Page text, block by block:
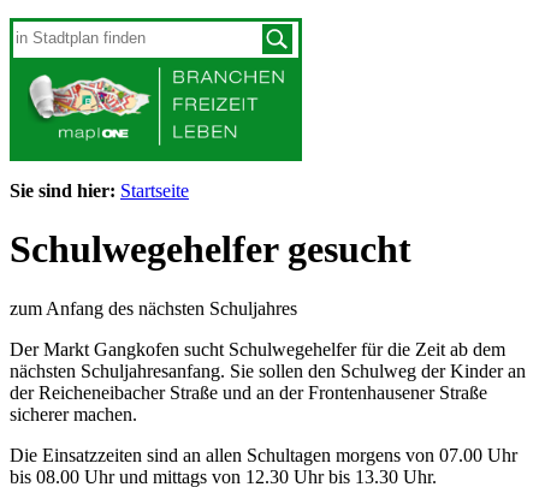
Sie sind hier: Startseite
Schulwegehelfer gesucht
zum Anfang des nächsten Schuljahres
Der Markt Gangkofen sucht Schulwegehelfer für die Zeit ab dem
nächsten Schuljahresanfang. Sie sollen den Schulweg der Kinder an
der Reicheneibacher Straße und an der Frontenhausener Straße
sicherer machen.
Die Einsatzzeiten sind an allen Schultagen morgens von 07.00 Uhr
bis 08.00 Uhr und mittags von 12.30 Uhr bis 13.30 Uhr.